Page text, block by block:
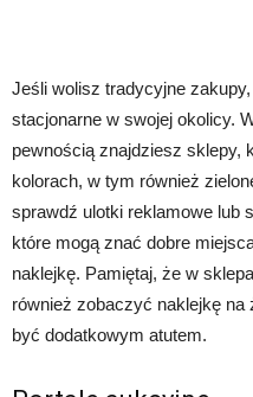
Jeśli wolisz tradycyjne
stacjonarne w swojej okolicy.
pewnością znajdziesz sklepy,
kolorach, w tym również
sprawdź ulotki reklamowe lub
które mogą znać dobre
naklejkę. Pamiętaj, że w
również zobaczyć naklejkę
być dodatkowym atutem.